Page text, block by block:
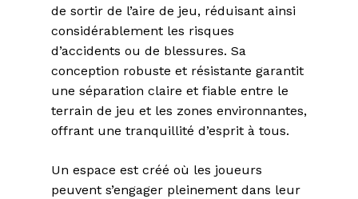
de sortir de l’aire de jeu, réduisant ainsi
considérablement les risques
d’accidents ou de blessures. Sa
conception robuste et résistante garantit
une séparation claire et fiable entre le
terrain de jeu et les zones environnantes,
offrant une tranquillité d’esprit à tous.
Un espace est créé où les joueurs
peuvent s’engager pleinement dans leur